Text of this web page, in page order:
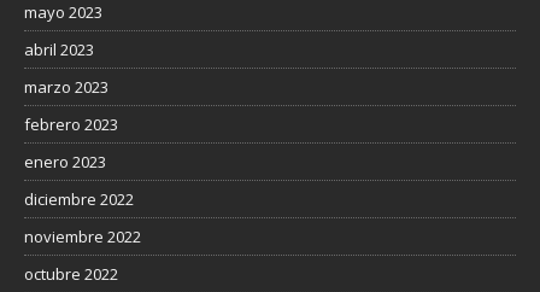
mayo 2023
abril 2023
marzo 2023
febrero 2023
enero 2023
diciembre 2022
noviembre 2022
octubre 2022